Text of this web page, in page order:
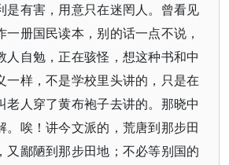
是有害，用意只在迷罔人。曾看见
一册国民读本，别的话一点不说，
人自勉，正在骇怪，想这种书和中
一样，不是学校里头讲的，只是在
老人穿了黄布袍子去讲的。那晓中
。唉！讲今文派的，荒唐到那步田
又鄙陋到那步田地；不必等别国的